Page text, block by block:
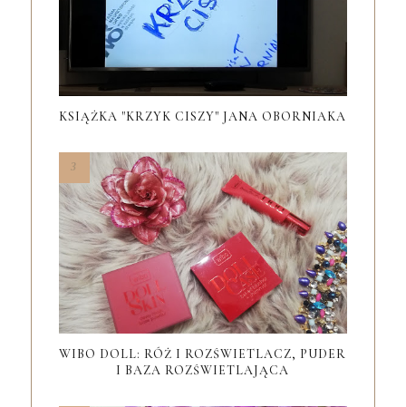
KSIĄŻKA "KRZYK CISZY" JANA OBORNIAKA
WIBO DOLL: RÓŻ I ROZŚWIETLACZ, PUDER
I BAZA ROZŚWIETLAJĄCA